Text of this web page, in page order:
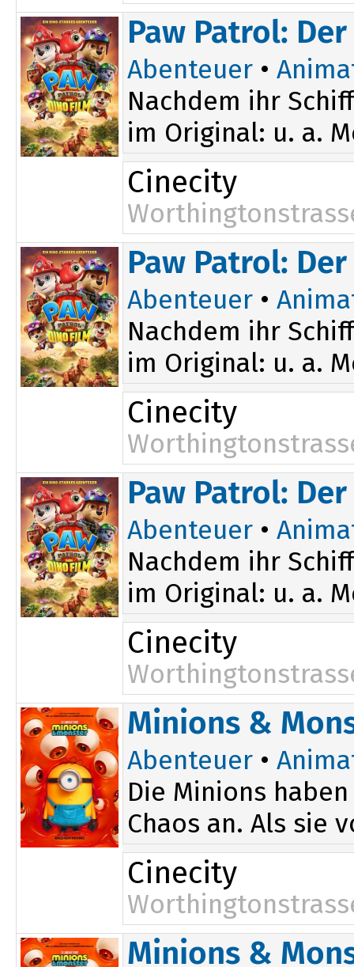
16:00 19:45
Paw Patrol:
Abenteuer •
Nachdem ihr
im Original: u. a.
Cinecity
14:00
Paw Patrol:
Abenteuer •
Nachdem ihr
im Original: u. a.
Cinecity
Paw Patrol:
Abenteuer •
Nachdem ihr
im Original: u. a.
Cinecity
Minions &
Abenteuer •
Die Minions
Chaos an. Als sie
Cinecity
Minions &